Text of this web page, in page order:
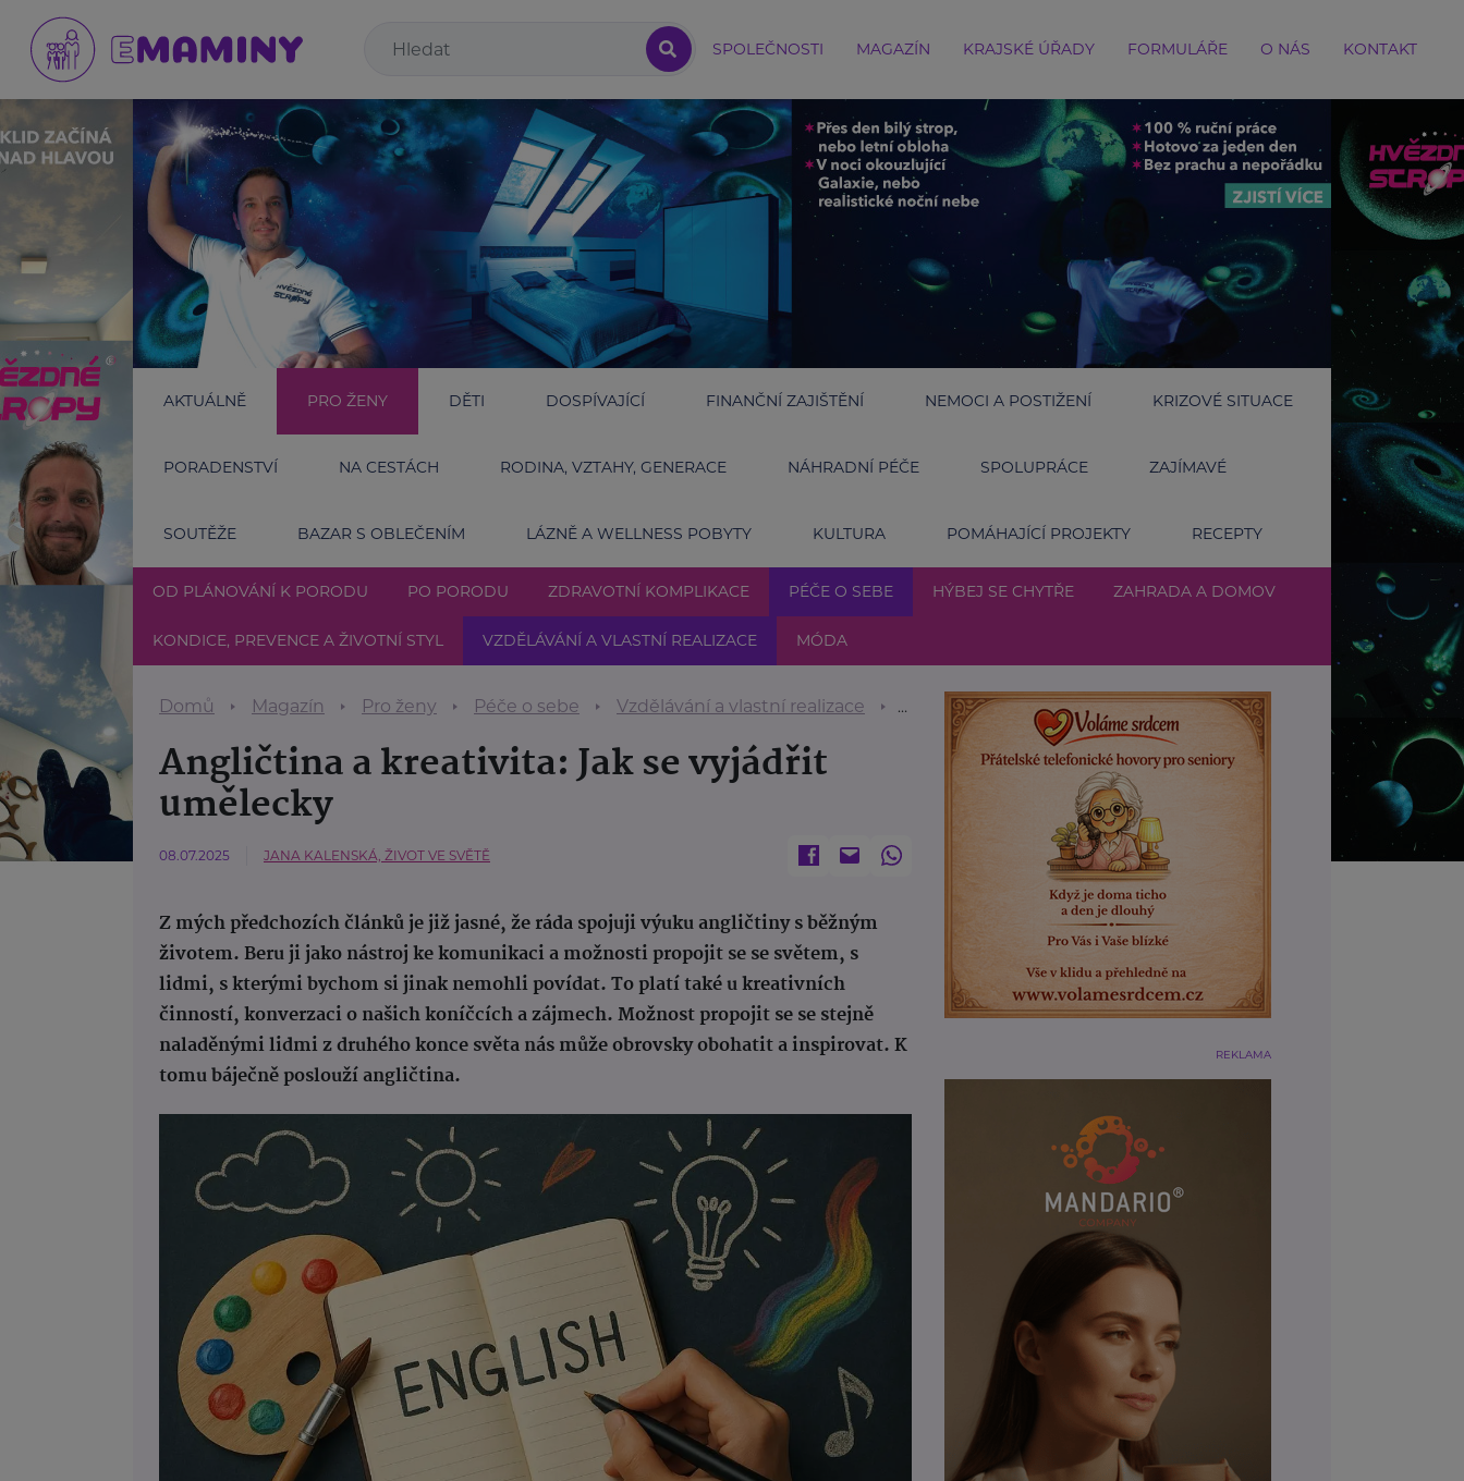
SPOLEČNOSTI MAGAZÍN KRAJSKÉ ÚŘADY FORMULÁŘE O NÁS KONTAKT
AKTUÁLNĚ PRO ŽENY DĚTI DOSPÍVAJÍCÍ FINANČNÍ ZAJIŠTĚNÍ NEMOCI A POSTIŽENÍ KRIZOVÉ SITUACE
PORADENSTVÍ NA CESTÁCH RODINA, VZTAHY, GENERACE NÁHRADNÍ PÉČE SPOLUPRÁCE ZAJÍMAVÉ
SOUTĚŽE BAZAR S OBLEČENÍM LÁZNĚ A WELLNESS POBYTY KULTURA POMÁHAJÍCÍ PROJEKTY RECEPTY
OD PLÁNOVÁNÍ K PORODU PO PORODU ZDRAVOTNÍ KOMPLIKACE PÉČE O SEBE HÝBEJ SE CHYTŘE ZAHRADA A DOMOV
KONDICE, PREVENCE A ŽIVOTNÍ STYL VZDĚLÁVÁNÍ A VLASTNÍ REALIZACE MÓDA
Domů Magazín Pro ženy Péče o sebe Vzdělávání a vlastní realizace Angličtina a kreativita: Jak se vyjádřit umělecky
Angličtina a kreativita: Jak se vyjádřit
umělecky
08.07.2025 JANA KALENSKÁ, ŽIVOT VE SVĚTĚ
Z mých předchozích článků je již jasné, že ráda spojuji výuku angličtiny s běžným
životem. Beru ji jako nástroj ke komunikaci a možnosti propojit se se světem, s
lidmi, s kterými bychom si jinak nemohli povídat. To platí také u kreativních
činností, konverzaci o našich koníčcích a zájmech. Možnost propojit se se stejně
naladěnými lidmi z druhého konce světa nás může obrovsky obohatit a inspirovat. K
tomu báječně poslouží angličtina.
REKLAMA